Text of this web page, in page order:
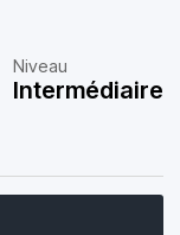
Niveau
Intermédiaire